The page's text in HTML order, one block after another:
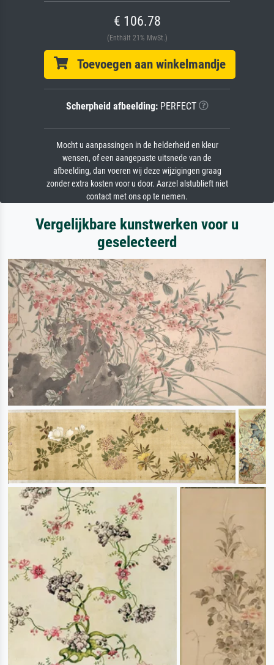
€ 106.78
(Enthält 21% MwSt.)
Toevoegen aan winkelmandje
Scherpheid afbeelding:PERFECT
Mocht u aanpassingen in de helderheid en kleur
wensen, of een aangepaste uitsnede van de
afbeelding, dan voeren wij deze wijzigingen graag
zonder extra kosten voor u door. Aarzel alstublieft niet
contact met ons op te nemen.
Vergelijkbare kunstwerken voor u
geselecteerd